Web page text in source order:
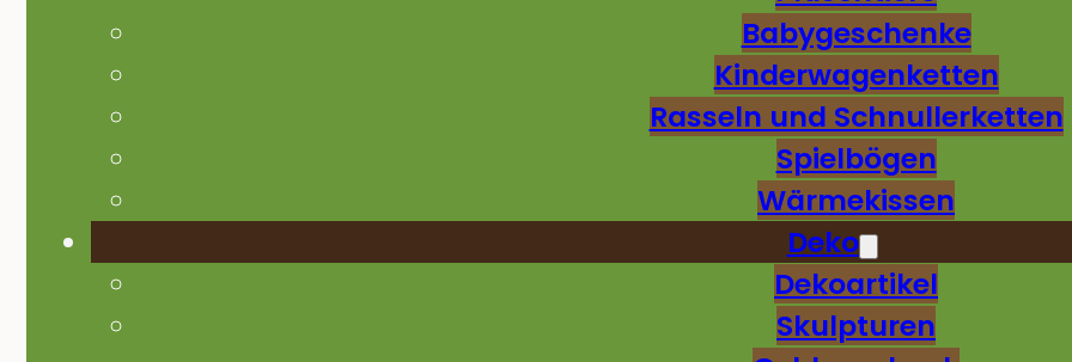
Babygeschenke
Kinderwagenketten
Rasseln und Schnullerketten
Spielbögen
Wärmekissen
Deko
Dekoartikel
Skulpturen